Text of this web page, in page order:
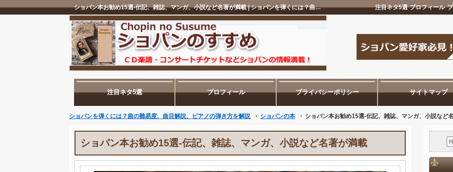
ショパン本お勧め15選-伝記、雑誌、マンガ、小説など名著が満載 | ショパンを弾くには？曲の難易度、曲目解説、ピアノの弾き方を解説 プロフィール
注目ネタ5選
注目ネタ5選 プロフィール プライバシーポリシー サイトマップ
ショパンを弾くには？曲の難易度、曲目解説、ピアノの弾き方を解説 ショパンの本 ショパン本お勧め15選-伝記、雑誌、マンガ、小説など
ショパン本お勧め15選-伝記、雑誌、マンガ、小説など名著が満載